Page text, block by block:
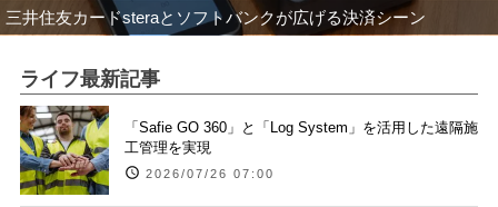
三井住友カードsteraとソフトバンクが広げる決済シーン
ライフ最新記事
「Safie GO 360」と「Log System」を活用した遠隔施
工管理を実現
2026/07/26 07:00